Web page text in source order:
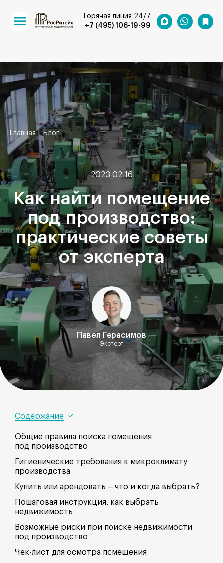
+7 (495) 106-19-99
Горячая линия 24/7
Главная Блог
2023-02-16
Как найти помещение
под производство:
практические советы
от эксперта
Павел Герасимов
Эксперт
Содержание
Общие правила поиска помещения
под производство
Гигиенические требования к микроклимату
производства
Купить или арендовать ─ что и когда выбрать?
Пошаговая инструкция, как выбрать
недвижимость
Возможные риски при поиске недвижимости
под производство
Чек-лист для осмотра помещения